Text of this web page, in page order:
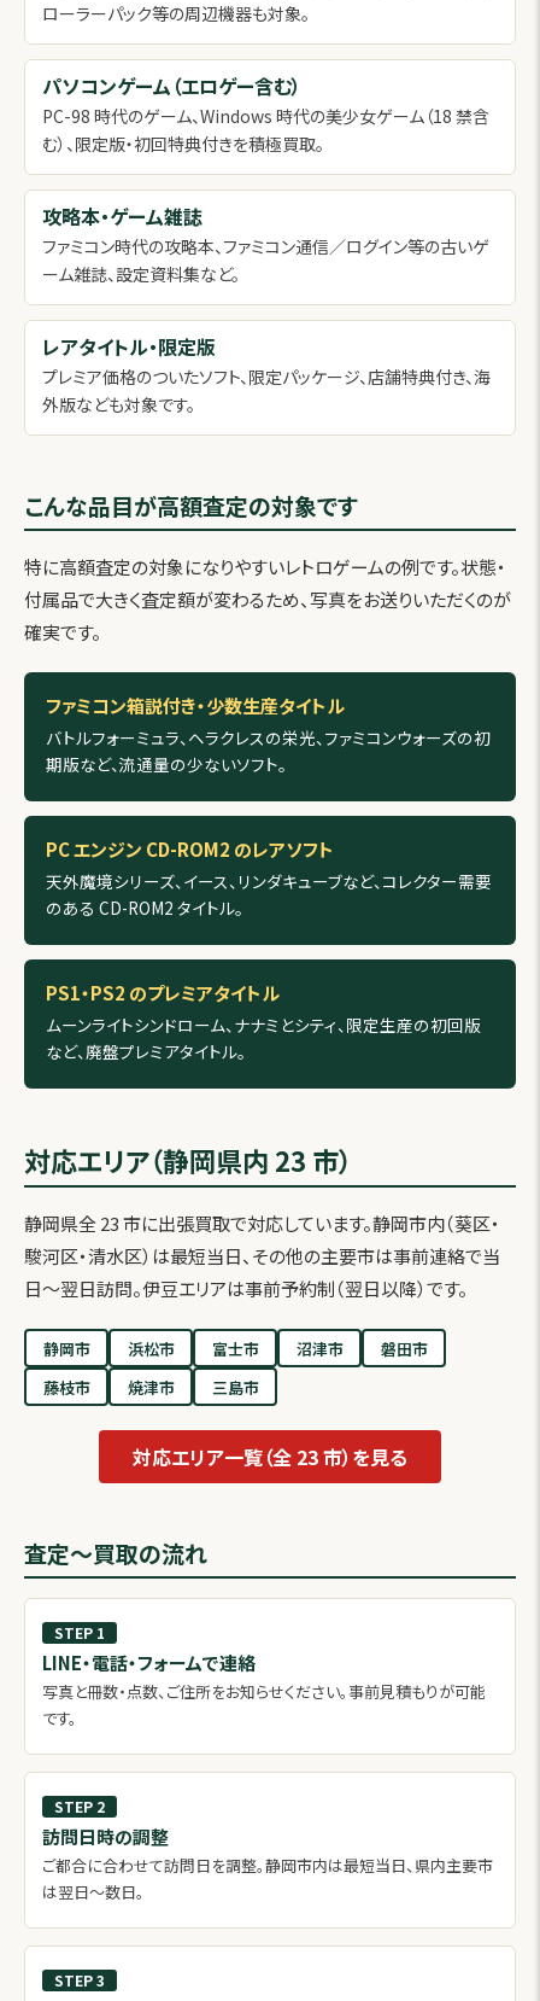
ローラーパック等の周辺機器も対象。
パソコンゲーム（エロゲー含む）
PC-98 時代のゲーム、Windows 時代の美少女ゲーム（18 禁含
む）、限定版・初回特典付きを積極買取。
攻略本・ゲーム雑誌
ファミコン時代の攻略本、ファミコン通信／ログイン等の古いゲ
ーム雑誌、設定資料集など。
レアタイトル・限定版
プレミア価格のついたソフト、限定パッケージ、店舗特典付き、海
外版なども対象です。
こんな品目が高額査定の対象です
特に高額査定の対象になりやすいレトロゲームの例です。状態・
付属品で大きく査定額が変わるため、写真をお送りいただくのが
確実です。
ファミコン箱説付き・少数生産タイトル
バトルフォーミュラ、ヘラクレスの栄光、ファミコンウォーズの初
期版など、流通量の少ないソフト。
PC エンジン CD-ROM2 のレアソフト
天外魔境シリーズ、イース、リンダキューブなど、コレクター需要
のある CD-ROM2 タイトル。
PS1・PS2 のプレミアタイトル
ムーンライトシンドローム、ナナミとシティ、限定生産の初回版
など、廃盤プレミアタイトル。
対応エリア（静岡県内 23 市）
静岡県全 23 市に出張買取で対応しています。静岡市内（葵区・
駿河区・清水区）は最短当日、その他の主要市は事前連絡で当
日〜翌日訪問。伊豆エリアは事前予約制（翌日以降）です。
静岡市 浜松市 富士市 沼津市
磐田市
藤枝市
焼津市 三島市
対応エリア一覧（全 23 市）を見る
査定〜買取の流れ
STEP 1
LINE・電話・フォームで連絡
写真と冊数・点数、ご住所をお知らせください。事前見積もりが可能
です。
STEP 2
訪問日時の調整
ご都合に合わせて訪問日を調整。静岡市内は最短当日、県内主要市
は翌日〜数日。
STEP 3